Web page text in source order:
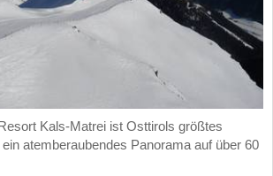
Kals-Matrei ist Osttirols größtes
atemberaubendes Panorama auf über 60